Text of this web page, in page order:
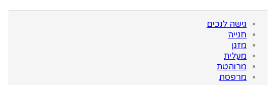
גישה לנכים
חנייה
מזגן
מעלית
מרוהטת
מרפסת